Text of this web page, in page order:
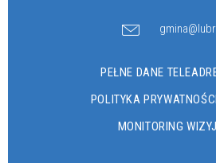
PEŁNE DANE
POLITYKA
MONITORING